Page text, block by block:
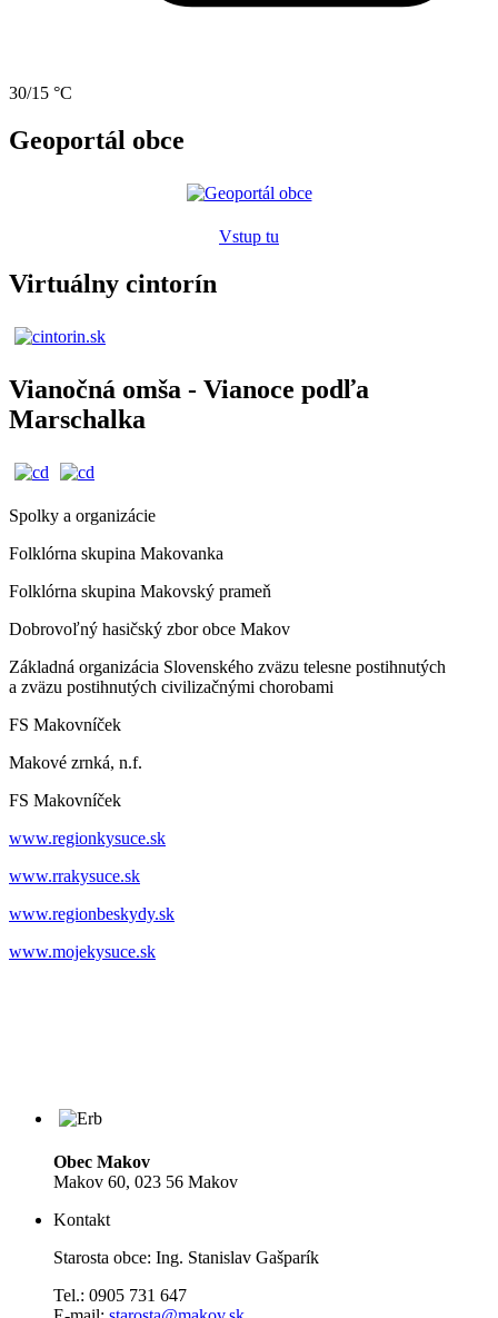
30/15 °C
Geoportál obce
Vstup tu
Virtuálny cintorín
Vianočná omša - Vianoce podľa
Marschalka
Spolky a organizácie
Folklórna skupina Makovanka
Folklórna skupina Makovský prameň
Dobrovoľný hasičský zbor obce Makov
Základná organizácia Slovenského zväzu telesne postihnutých
a zväzu postihnutých civilizačnými chorobami
FS Makovníček
Makové zrnká, n.f.
FS Makovníček
www.regionkysuce.sk
www.rrakysuce.sk
www.regionbeskydy.sk
www.mojekysuce.sk
Obec Makov
Makov 60, 023 56 Makov
Kontakt
Starosta obce: Ing. Stanislav Gašparík
Tel.: 0905 731 647